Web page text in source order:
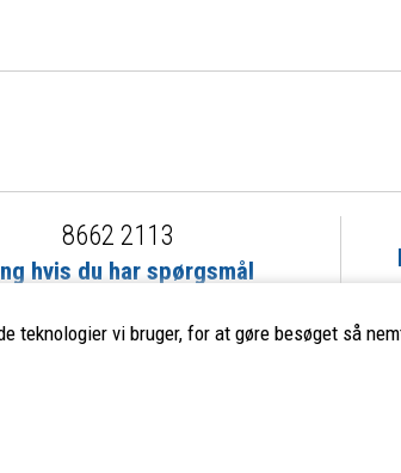
teknologier vi bruger, for at gøre besøget så
8662 2113
hvis du har spørgsmål